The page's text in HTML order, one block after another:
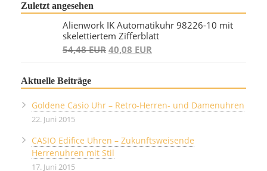
Zuletzt angesehen
Alienwork IK Automatikuhr 98226-10 mit
skelettiertem Zifferblatt
54,48 EUR 40,08 EUR
Aktuelle Beiträge
Goldene Casio Uhr – Retro-Herren- und Damenuhren
22. Juni 2015
CASIO Edifice Uhren – Zukunftsweisende
Herrenuhren mit Stil
17. Juni 2015